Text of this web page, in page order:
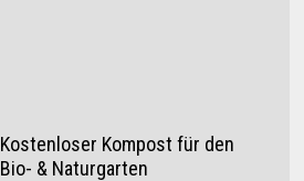
Kostenloser Kompost für den
Bio- & Naturgarten